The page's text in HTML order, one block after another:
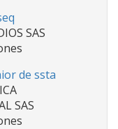
SAS
de ssta
SAS